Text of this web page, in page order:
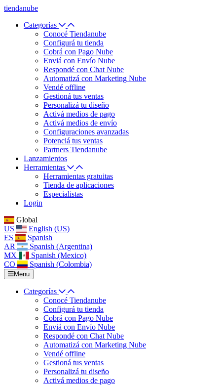
tiendanube
Categorías
Conocé Tiendanube
Configurá tu tienda
Cobrá con Pago Nube
Enviá con Envío Nube
Respondé con Chat Nube
Automatizá con Marketing Nube
Vendé offline
Gestioná tus ventas
Personalizá tu diseño
Activá medios de pago
Activá medios de envío
Configuraciones avanzadas
Potenciá tus ventas
Partners Tiendanube
Lanzamientos
Herramientas
Herramientas gratuitas
Tienda de aplicaciones
Especialistas
Login
Global
US
English (US)
ES
Spanish
AR
Spanish (Argentina)
MX
Spanish (Mexico)
CO
Spanish (Colombia)
Menu
Categorías
Conocé Tiendanube
Configurá tu tienda
Cobrá con Pago Nube
Enviá con Envío Nube
Respondé con Chat Nube
Automatizá con Marketing Nube
Vendé offline
Gestioná tus ventas
Personalizá tu diseño
Activá medios de pago